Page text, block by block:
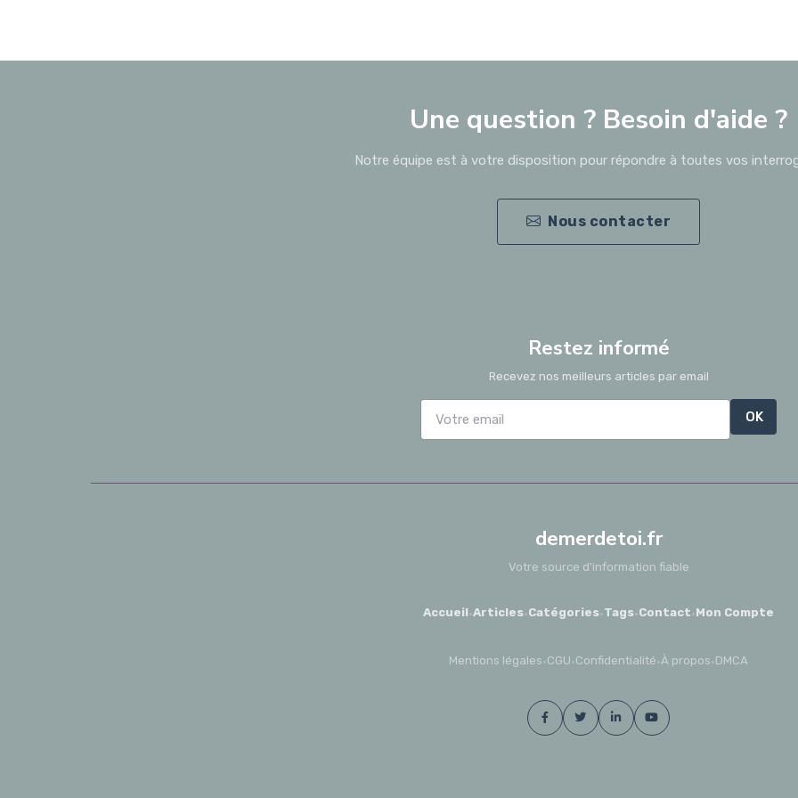
Une question ? Besoin d'aide ?
Notre équipe est à votre disposition pour répondre à toutes vos
Nous contacter
Restez informé
Recevez nos meilleurs articles par email
OK
demerdetoi.fr
Votre source d'information fiable
Accueil·Articles·Catégories·Tags·Contact·Mon Compte
Mentions légales·CGU·Confidentialité·À propos·DMCA